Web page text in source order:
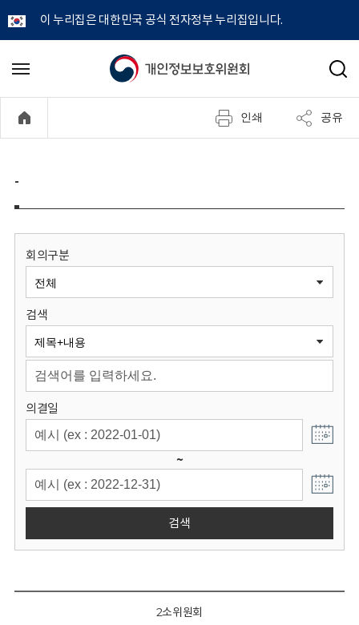
이 누리집은 대한민국 공식 전자정부 누리집입니다.
개
정
보
원
회
메
기
검
인쇄 공유
-
회의구분
검색
의결일
~
검색
2소위원회